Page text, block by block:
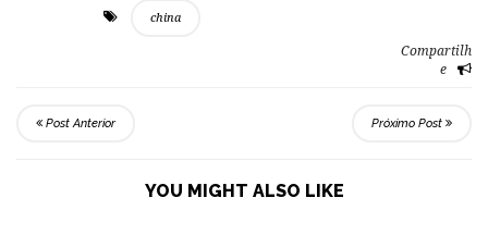
china
Compartilh
e
Post Anterior Próximo Post
YOU MIGHT ALSO LIKE